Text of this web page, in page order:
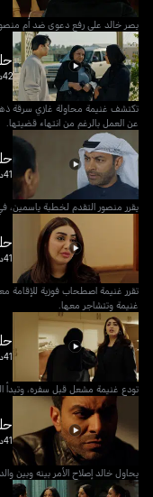
يصر خالد على رفع دعوى ضد أم
حلقة
42د
تكتشف غنيمة محاولة غازي سرقة
عن العمل بالرغم من انتهاء قضيتها.
حلقة
41د
يقرر منصور التقدم لخطبة ياسمين،
حلقة
41د
تقرر غنيمة اصطحاب فوزية للإقامة
غنيمة وتتشاجر معها.
حلقة
41د
تودع غنيمة مشعل قبل سفره، وتبدأ
حلقة
41د
يحاول خالد إصلاح الأمر بينه وبين